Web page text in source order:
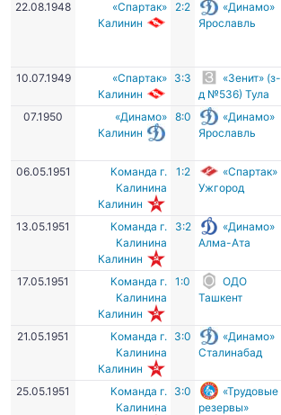
22.08.1948
«Спартак»
Калинин
2:2
«Динамо»
Ярославль
10.07.1949
«Спартак»
Калинин
3:3
«Зенит» (з-
д №536) Тула
07.1950
«Динамо»
Калинин
8:0
«Динамо»
Ярославль
06.05.1951
Команда г.
Калинина
Калинин
1:2
«Спартак»
Ужгород
13.05.1951
Команда г.
Калинина
Калинин
3:2
«Динамо»
Алма-Ата
17.05.1951
Команда г.
Калинина
Калинин
1:0
ОДО
Ташкент
21.05.1951
Команда г.
Калинина
Калинин
3:0
«Динамо»
Сталинабад
25.05.1951
Команда г.
Калинина
3:0
«Трудовые
резервы»